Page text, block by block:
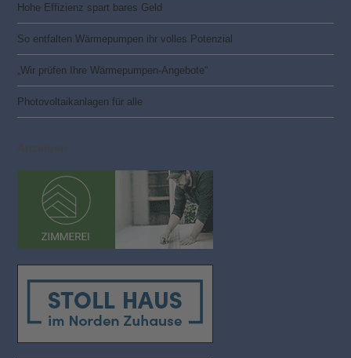
Hohe Effizienz spart bares Geld
So entfalten Wärmepumpen ihr volles Potenzial
„Wir prüfen Ihre Wärmepumpen-Angebote“
Photovoltaik­­anlagen für alle